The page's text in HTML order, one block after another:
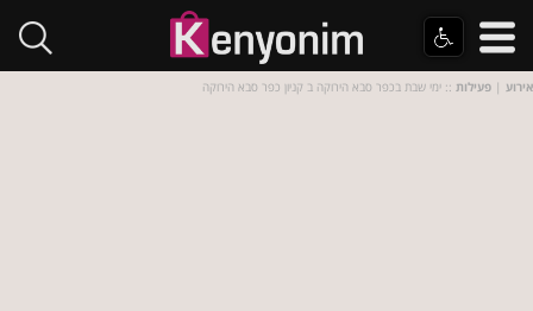
אירוע | פעילות :: ימי שבת בכפר סבא הירוקה ב קניון כפר סבא הירוקה